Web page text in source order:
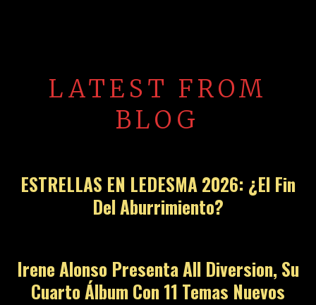
LATEST FROM
BLOG
ESTRELLAS EN LEDESMA 2026: ¿El Fin
Del Aburrimiento?
Irene Alonso Presenta All Diversion, Su
Cuarto Álbum Con 11 Temas Nuevos